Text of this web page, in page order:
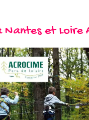
Nantes et